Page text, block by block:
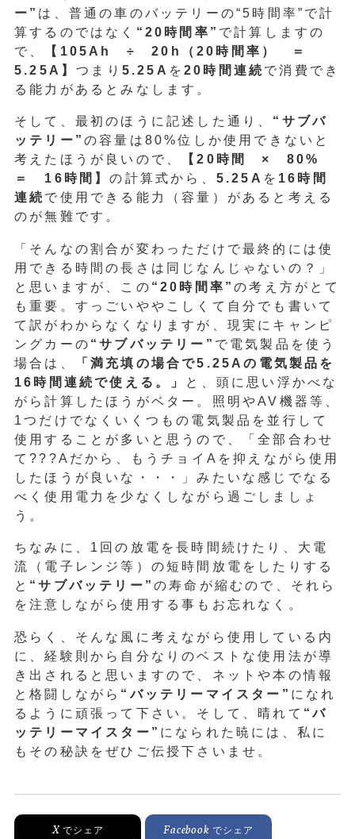
ー” は、普通の車のバッテリーの“5時間率”で計
算するのではなく “20時間率” で計算しますの
で、
【105Ah ÷ 20h（20時間率） ＝
5.25A】つまり 5.25A を 20時間連続 で消費でき
る能力があるとみなします。
そして、最初のほうに記述した通り、 “サブバ
ッテリー” の容量は80%位しか使用できないと
考えたほうが良いので、
【20時間 × 80%
＝ 16時間】の計算式から、 5.25A を 16時間
連続 で使用できる能力（容量）があると考える
のが無難です。
「そんなの割合が変わっただけで最終的には使
用できる時間の長さは同じなんじゃないの？」
と思いますが、この “20時間率”の考え方がとて
も重要。すっごいややこしくて自分でも書いて
て訳がわからなくなりますが、現実にキャンピ
ングカーの “サブバッテリー” で電気製品を使う
場合は、
「満充填の場合で5.25Aの電気製品を
16時間連続で使える。」 と、頭に思い浮かべな
がら計算したほうがベター。照明やAV機器等、
1つだけでなくいくつもの電気製品を並行して
使用することが多いと思うので、「全部合わせ
て???Aだから、もうチョイAを抑えながら使用
したほうが良いな・・・」みたいな感じでなる
べく使用電力を少なくしながら過ごしましょ
う。
ちなみに、1回の放電を長時間続けたり、大電
流（電子レンジ等）の短時間放電をしたりする
と “サブバッテリー” の寿命が縮むので、それら
を注意しながら使用する事もお忘れなく。
恐らく、そんな風に考えながら使用している内
に、経験則から自分なりのベストな使用法が導
き出されると思いますので、ネットや本の情報
と格闘しながら “バッテリーマイスター” になれ
るように頑張って下さい。そして、晴れて “バ
ッテリーマイスター” になられた暁には、私に
もその秘訣をぜひご伝授下さいませ。
Xでシェア Facebook でシェア